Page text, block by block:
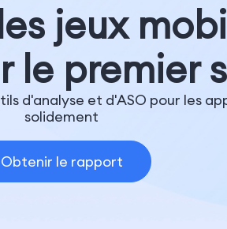
jeux
le premier
d'analyse et d'ASO pour les
solidement
Obtenir le rapport